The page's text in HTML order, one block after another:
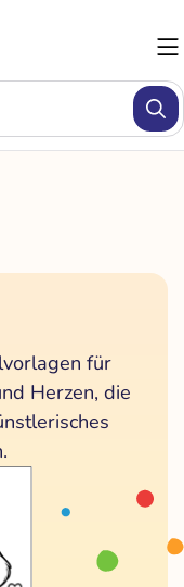
für
Herzen, die